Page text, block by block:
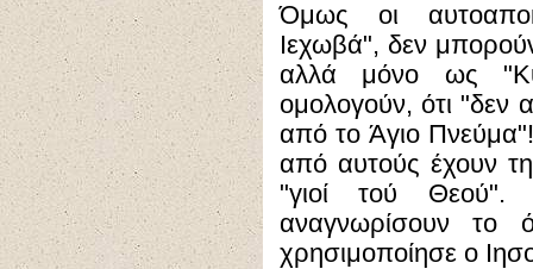
Όμως οι
Ιεχωβά", δεν
αλλά μόνο ως
ομολογούν, ότι "δεν
από το Άγιο Πνεύμα"!
από αυτούς έχουν
"γιοί τού Θεού".
αναγνωρίσουν το
χρησιμοποίησε ο